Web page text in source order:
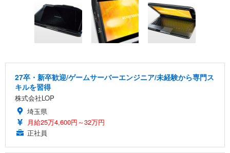
27卒・新卒歓迎/ゲームサーバーエンジニア/未経験から専門ス
キルを習得
株式会社LOP
埼玉県
月給25万4,600円～32万円
正社員